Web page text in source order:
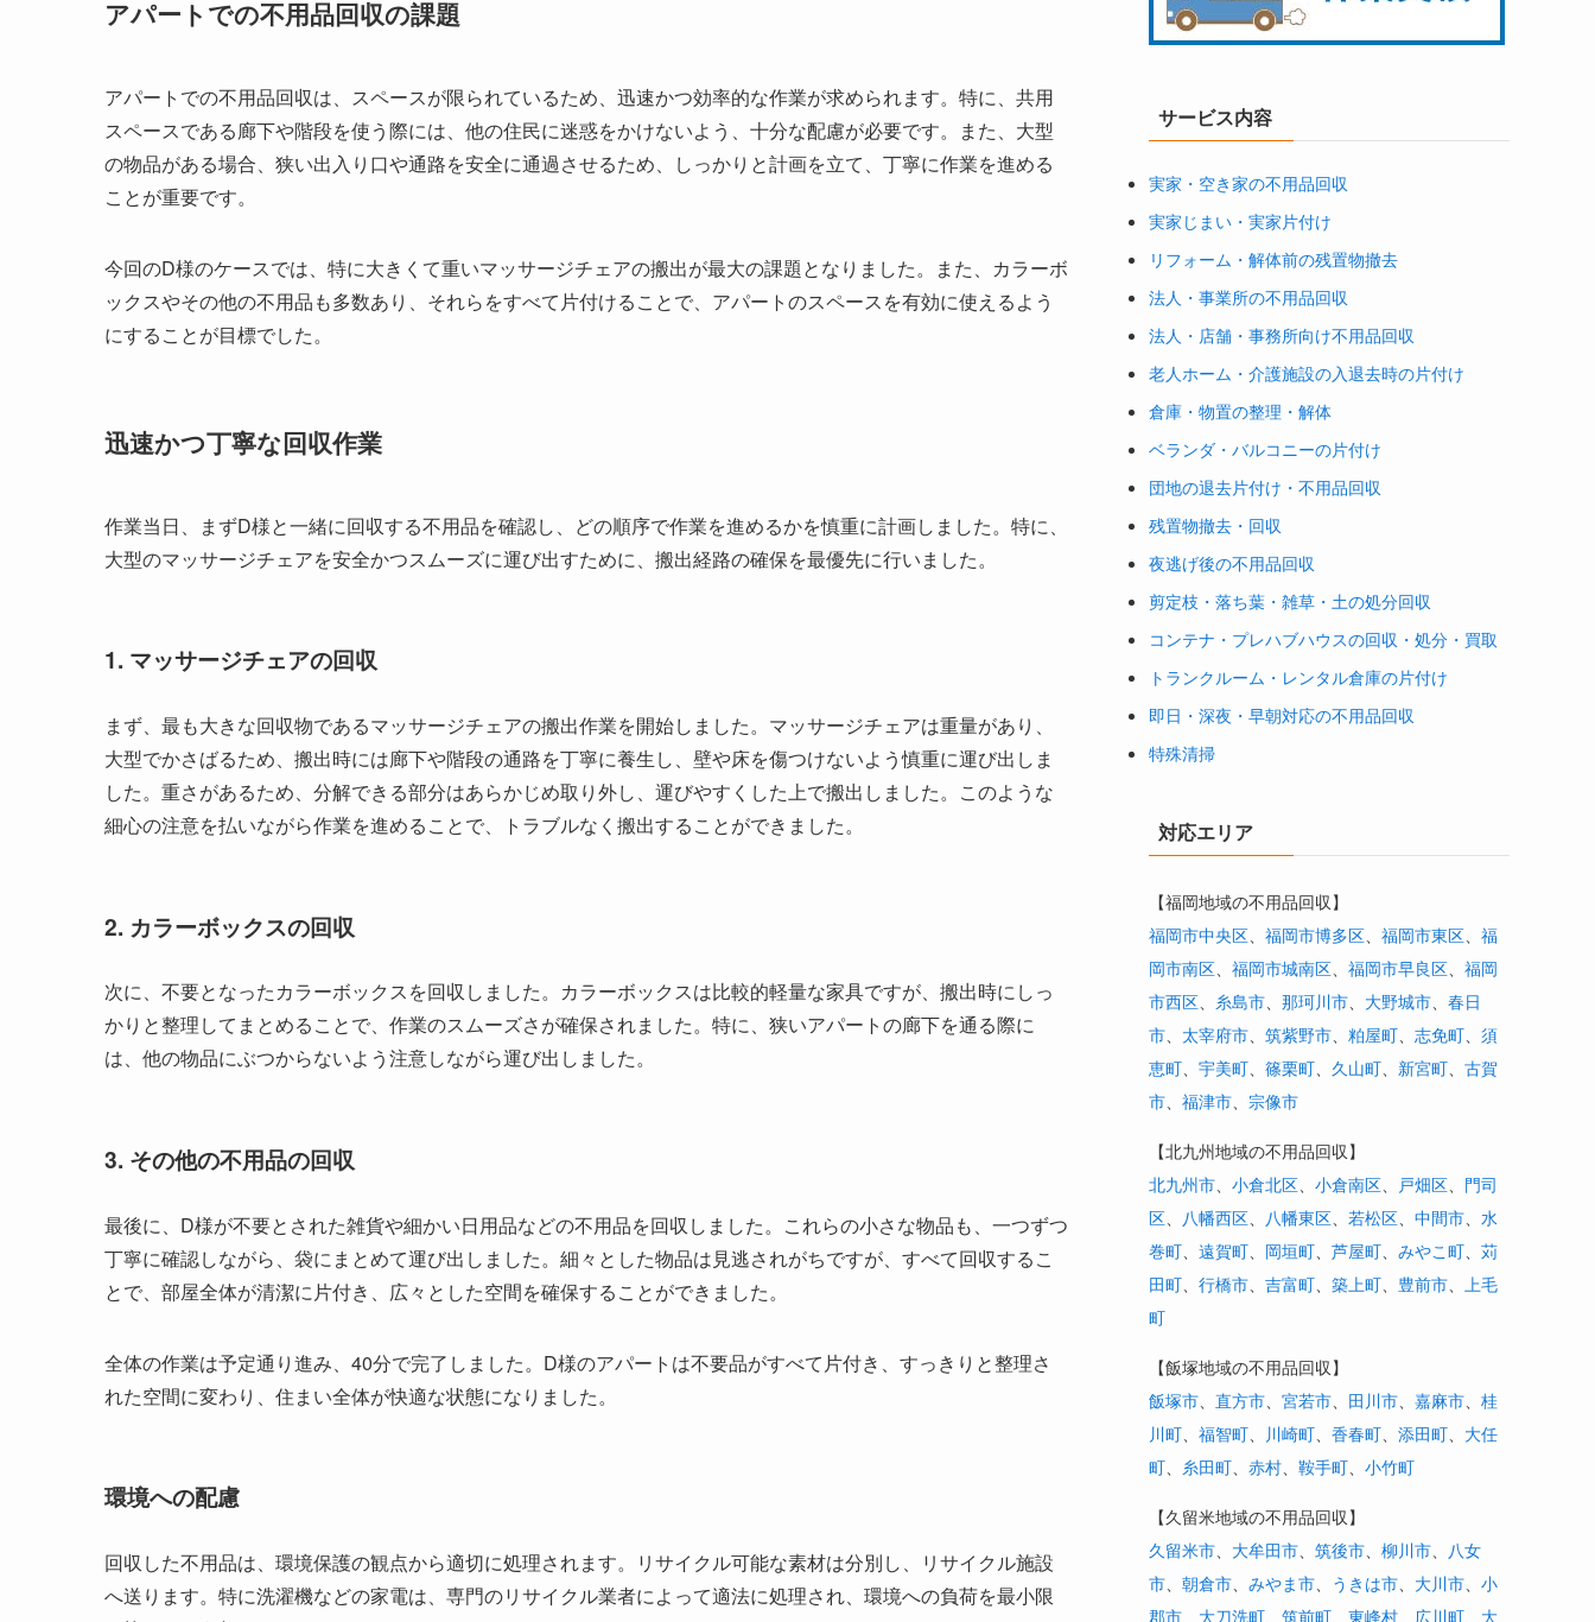
アパートでの不用品回収の課題
アパートでの不用品回収は、スペースが限られているため、迅速かつ効率的な作業が求められます。特に、共用
スペースである廊下や階段を使う際には、他の住民に迷惑をかけないよう、十分な配慮が必要です。また、大型
の物品がある場合、狭い出入り口や通路を安全に通過させるため、しっかりと計画を立て、丁寧に作業を進める
ことが重要です。
今回のD様のケースでは、特に大きくて重いマッサージチェアの搬出が最大の課題となりました。また、カラーボ
ックスやその他の不用品も多数あり、それらをすべて片付けることで、アパートのスペースを有効に使えるよう
にすることが目標でした。
迅速かつ丁寧な回収作業
作業当日、まずD様と一緒に回収する不用品を確認し、どの順序で作業を進めるかを慎重に計画しました。特に、
大型のマッサージチェアを安全かつスムーズに運び出すために、搬出経路の確保を最優先に行いました。
1. マッサージチェアの回収
まず、最も大きな回収物であるマッサージチェアの搬出作業を開始しました。マッサージチェアは重量があり、
大型でかさばるため、搬出時には廊下や階段の通路を丁寧に養生し、壁や床を傷つけないよう慎重に運び出しま
した。重さがあるため、分解できる部分はあらかじめ取り外し、運びやすくした上で搬出しました。このような
細心の注意を払いながら作業を進めることで、トラブルなく搬出することができました。
2. カラーボックスの回収
次に、不要となったカラーボックスを回収しました。カラーボックスは比較的軽量な家具ですが、搬出時にしっ
かりと整理してまとめることで、作業のスムーズさが確保されました。特に、狭いアパートの廊下を通る際に
は、他の物品にぶつからないよう注意しながら運び出しました。
3. その他の不用品の回収
最後に、D様が不要とされた雑貨や細かい日用品などの不用品を回収しました。これらの小さな物品も、一つずつ
丁寧に確認しながら、袋にまとめて運び出しました。細々とした物品は見逃されがちですが、すべて回収するこ
とで、部屋全体が清潔に片付き、広々とした空間を確保することができました。
全体の作業は予定通り進み、40分で完了しました。D様のアパートは不要品がすべて片付き、すっきりと整理さ
れた空間に変わり、住まい全体が快適な状態になりました。
環境への配慮
回収した不用品は、環境保護の観点から適切に処理されます。リサイクル可能な素材は分別し、リサイクル施設
へ送ります。特に洗濯機などの家電は、専門のリサイクル業者によって適法に処理され、環境への負荷を最小限
サービス内容
実家・空き家の不用品回収
実家じまい・実家片付け
リフォーム・解体前の残置物撤去
法人・事業所の不用品回収
法人・店舗・事務所向け不用品回収
老人ホーム・介護施設の入退去時の片付け
倉庫・物置の整理・解体
ベランダ・バルコニーの片付け
団地の退去片付け・不用品回収
残置物撤去・回収
夜逃げ後の不用品回収
剪定枝・落ち葉・雑草・土の処分回収
コンテナ・プレハブハウスの回収・処分・買取
トランクルーム・レンタル倉庫の片付け
即日・深夜・早朝対応の不用品回収
特殊清掃
対応エリア
【福岡地域の不用品回収】
福岡市中央区、 福岡市博多区、 福岡市東区、 福
岡市南区、 福岡市城南区、 福岡市早良区、 福岡
市西区、 糸島市、 那珂川市、 大野城市、 春日
市、 太宰府市、 筑紫野市、 粕屋町、 志免町、 須
恵町、 宇美町、 篠栗町、 久山町、 新宮町、 古賀
市、 福津市、 宗像市
【北九州地域の不用品回収】
北九州市、 小倉北区、 小倉南区、 戸畑区、 門司
区、 八幡西区、 八幡東区、 若松区、 中間市、 水
巻町、 遠賀町、 岡垣町、 芦屋町、 みやこ町、 苅
田町、 行橋市、 吉富町、 築上町、 豊前市、 上毛
町
【飯塚地域の不用品回収】
飯塚市、 直方市、 宮若市、 田川市、 嘉麻市、 桂
川町、 福智町、 川崎町、 香春町、 添田町、 大任
町、 糸田町、 赤村、 鞍手町、 小竹町
【久留米地域の不用品回収】
久留米市、 大牟田市、 筑後市、 柳川市、 八女
市、 朝倉市、 みやま市、 うきは市、 大川市、 小
郡市
大刀洗町 筑前町 東峰村 広川町 大